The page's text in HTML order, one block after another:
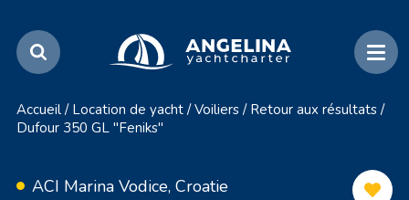
Accueil / Location de yacht / Voiliers / Retour aux résultats /
Dufour 350 GL "Feniks"
ACI Marina Vodice, Croatie